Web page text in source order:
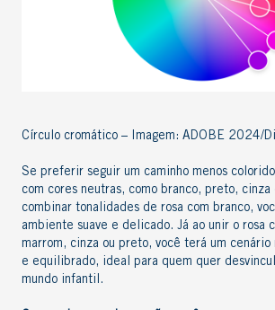
Círculo cromático – Imagem: ADOBE 2024/
Se preferir seguir um caminho menos
com cores neutras, como branco, preto, cinza
combinar tonalidades de rosa com branco,
ambiente suave e delicado. Já ao unir o rosa
marrom, cinza ou preto, você terá um cenário
e equilibrado, ideal para quem quer
mundo infantil.